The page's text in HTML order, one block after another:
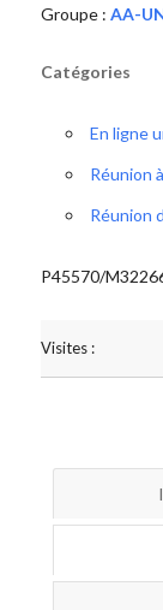
Groupe : AA-
Catégories
En ligne
Réunion
Réunion
P45570/
Visites :